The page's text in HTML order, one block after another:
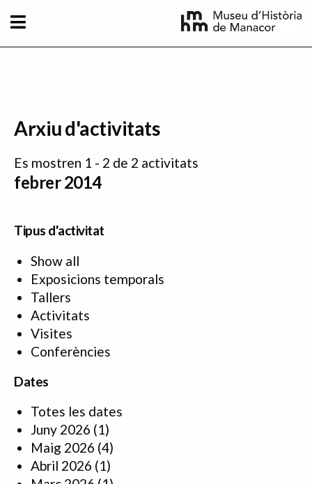
Arxiu d'activitats
Es mostren 1 - 2 de 2 activitats
febrer 2014
Tipus d'activitat
Show all
Exposicions temporals
Tallers
Activitats
Visites
Conferències
Dates
Totes les dates
Juny 2026 (1)
Maig 2026 (4)
Abril 2026 (1)